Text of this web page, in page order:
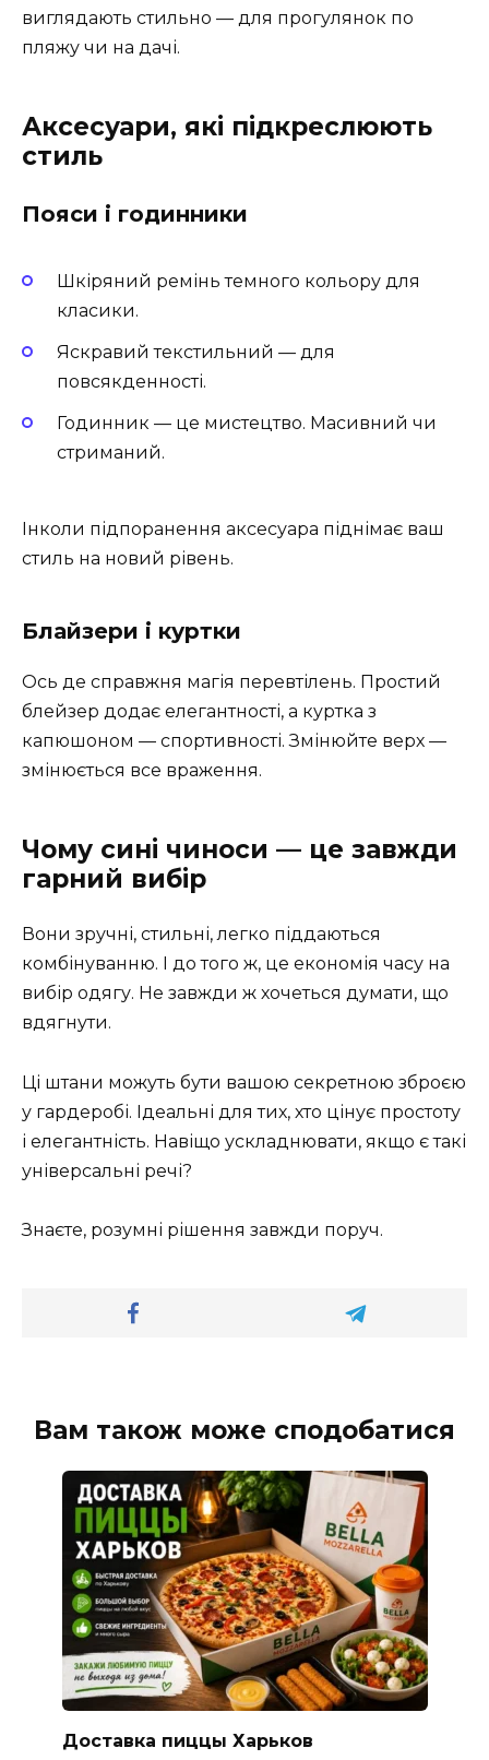
виглядають стильно — для прогулянок по
пляжу чи на дачі.
Аксесуари, які підкреслюють
стиль
Пояси і годинники
Шкіряний ремінь темного кольору для
класики.
Яскравий текстильний — для
повсякденності.
Годинник — це мистецтво. Масивний чи
стриманий.
Інколи підпоранення аксесуара піднімає ваш
стиль на новий рівень.
Блайзери і куртки
Ось де справжня магія перевтілень. Простий
блейзер додає елегантності, а куртка з
капюшоном — спортивності. Змінюйте верх —
змінюється все враження.
Чому сині чиноси — це завжди
гарний вибір
Вони зручні, стильні, легко піддаються
комбінуванню. І до того ж, це економія часу на
вибір одягу. Не завжди ж хочеться думати, що
вдягнути.
Ці штани можуть бути вашою секретною зброєю
у гардеробі. Ідеальні для тих, хто цінує простоту
і елегантність. Навіщо ускладнювати, якщо є такі
універсальні речі?
Знаєте, розумні рішення завжди поруч.
Вам також може сподобатися
Доставка пиццы Харьков